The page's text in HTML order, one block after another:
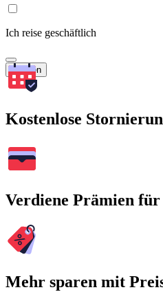
Ich reise geschäftlich
Suchen
Kostenlose
Verdiene Prämien
Mehr sparen mit